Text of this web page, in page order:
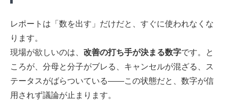
レポートは「数を出す」だけだと、すぐに使われなくな
ります。
現場が欲しいのは、 改善の打ち手が決まる数字です。と
ころが、分母と分子がブレる、キャンセルが混ざる、ス
テータスがばらついている——この状態だと、数字が信
用されず議論が止まります。